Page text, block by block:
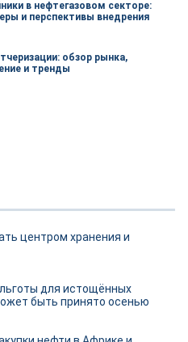
в нефтегазовом секторе:
и перспективы внедрения
обзор рынка,
и тренды
центром хранения и
для истощённых
быть принято осенью